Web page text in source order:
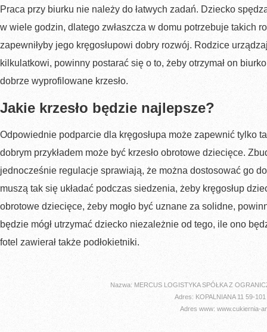
Praca przy biurku nie należy do łatwych zadań. Dziecko
w wiele godzin, dlatego zwłaszcza w domu potrzebuje takich
zapewniłyby jego kręgosłupowi dobry rozwój. Rodzice
kilkulatkowi, powinny postarać się o to, żeby otrzymał on
dobrze wyprofilowane krzesło.
Jakie krzesło będzie najlepsze?
Odpowiednie podparcie dla kręgosłupa może zapewnić tylko
dobrym przykładem może być krzesło obrotowe dziecięce.
jednocześnie regulacje sprawiają, że można dostosować go
muszą tak się układać podczas siedzenia, żeby kręgosłup
obrotowe dziecięce, żeby mogło być uznane za solidne,
będzie mógł utrzymać dziecko niezależnie od tego, ile ono
fotel zawierał także podłokietniki.
Nazwa: MERCUS LOGISTYKA SPÓŁKA Z
Adres: KOPALNIANA 11 59-
Adres www: www.cukiernia-